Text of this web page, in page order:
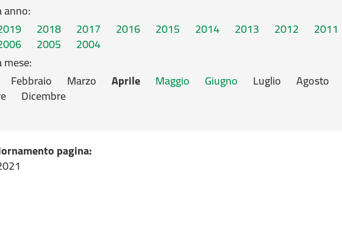
anno:
2018 2017 2016 2015 2014 2013 2012 2011
2005
2004
Febbraio Marzo Aprile Maggio Giugno Luglio Agosto
Dicembre
pagina: